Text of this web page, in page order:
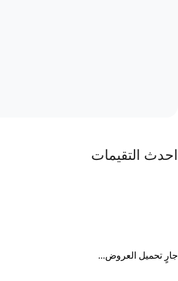
احدث التقيمات
جارٍ تحميل العروض...